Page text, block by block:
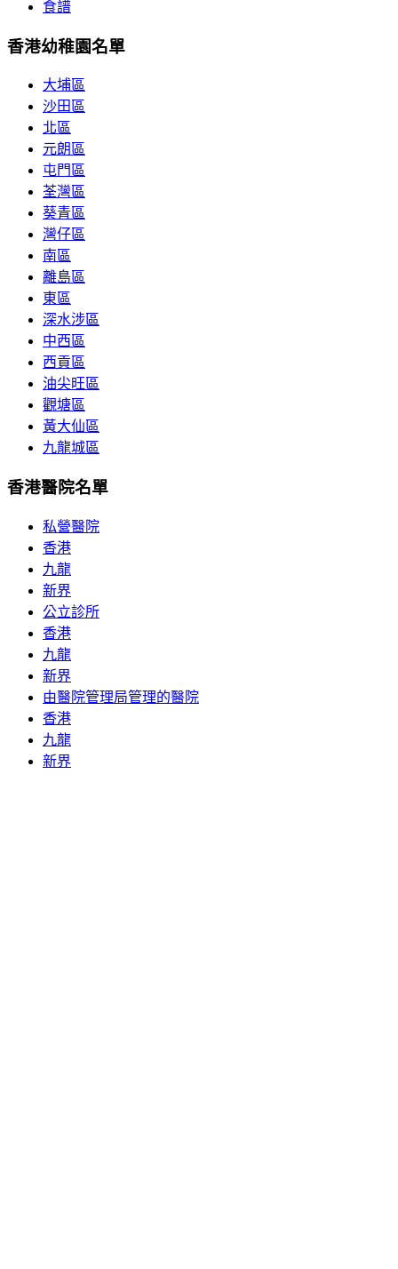
食譜
香港幼稚園名單
大埔區
沙田區
北區
元朗區
屯門區
荃灣區
葵青區
灣仔區
南區
離島區
東區
深水涉區
中西區
西貢區
油尖旺區
觀塘區
黃大仙區
九龍城區
香港醫院名單
私營醫院
香港
九龍
新界
公立診所
香港
九龍
新界
由醫院管理局管理的醫院
香港
九龍
新界